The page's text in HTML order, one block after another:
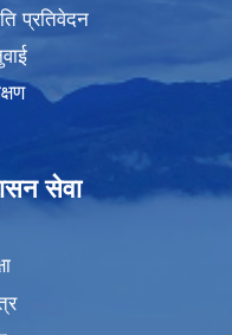
प्रतिवेदन
सेवा